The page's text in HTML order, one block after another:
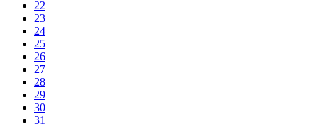
22
23
24
25
26
27
28
29
30
31